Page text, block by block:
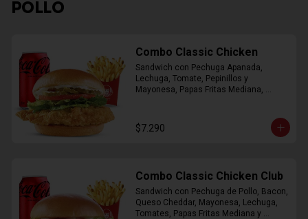
POLLO
Combo Classic Chicken
Sandwich con Pechuga Apanada,
Lechuga, Tomate, Pepinillos y
Mayonesa, Papas Fritas Mediana,
$7.290
Combo Classic Chicken Club
Sandwich con Pechuga de Pollo, Bacon,
Queso Cheddar, Mayonesa, Lechuga,
Tomates, Papas Fritas Mediana y